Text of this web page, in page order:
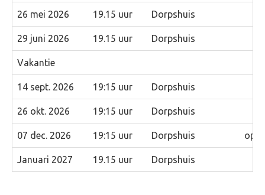
26 mei 2026 19.15 uur Dorpshuis
29 juni 2026 19.15 uur Dorpshuis
Vakantie
14 sept. 2026 19:15 uur Dorpshuis
26 okt. 2026 19:15 uur Dorpshuis
07 dec. 2026 19:15 uur Dorpshuis
Januari 2027 19.15 uur Dorpshuis